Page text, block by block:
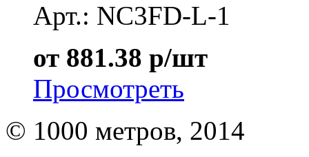
Арт.: NC3FD-L-1
от 881.38 р/шт
Просмотреть
© 1000 метров, 2014